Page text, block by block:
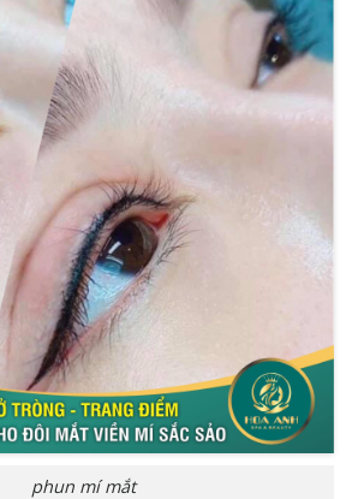
phun mí mắt